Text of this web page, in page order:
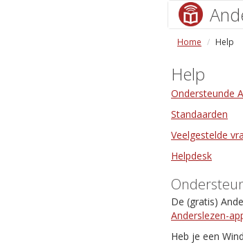
Home Help
Help
Ondersteunde
Standaarden
Veelgestelde
Helpdesk
De (gratis)
Anderslezen-
Heb je een